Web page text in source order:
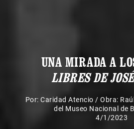
UNA MIRADA A
LIBRES DE
Por: Caridad Atencio / Obra:
del Museo Nacional de
4/1/2023